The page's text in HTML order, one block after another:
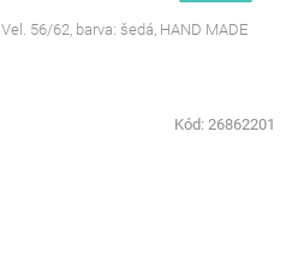
Vel. 56/62, barva: šedá, HAND MADE
Kód: 26862201